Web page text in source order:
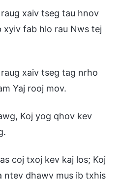
xaiv tseg tau hnov
xyiv fab hlo rau Nws tej
xaiv tseg tag nrho
Yaj rooj mov.
Koj yog qhov kev
coj txoj kev kaj los; Koj
ntev dhawv mus ib txhis